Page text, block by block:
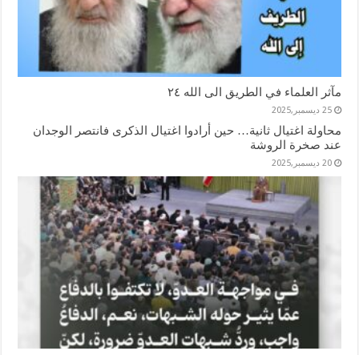
مآثر العلماء في الطريق الى الله ٢٤
25 ديسمبر,2025
محاولة اغتيال ثانية… حين أرادوا اغتيال الذكرى فانتصر الوجدان
عند صخرة الروشة
20 ديسمبر,2025